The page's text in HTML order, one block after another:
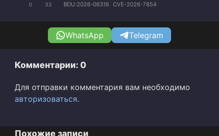
0 33 BDU:2026-06316 CVE-2026-7854
WhatsApp Telegram
Комментарии: 0
Для отправки комментария вам необходимо
авторизоваться.
Похожие записи